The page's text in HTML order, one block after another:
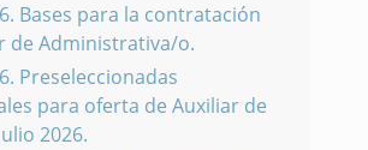
. Bases para la contratación
de Administrativa/o.
. Preseleccionadas
para oferta de Auxiliar de
2026.